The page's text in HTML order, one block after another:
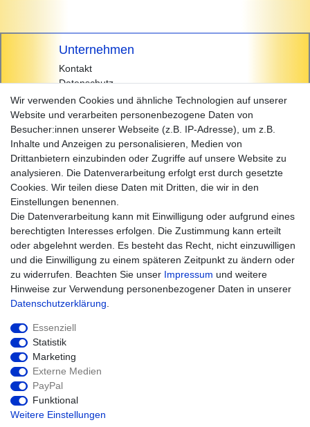
Unternehmen
Kontakt
Datenschutz
AGB
Impressum
Einkaufen
Zahlungsarten
Versandarten & -kosten
Widerrufsrecht
Warenkorb
Zur Kasse
Hilfe
Daten­schutz­erklärung
Wir verwenden Cookies und ähnliche Technologien auf unserer
Website und verarbeiten personenbezogene Daten von
Besucher:innen unserer Webseite (z.B. IP-Adresse), um z.B.
Inhalte und Anzeigen zu personalisieren, Medien von
Drittanbietern einzubinden oder Zugriffe auf unsere Website zu
analysieren. Die Datenverarbeitung erfolgt erst durch gesetzte
Cookies. Wir teilen diese Daten mit Dritten, die wir in den
Einstellungen benennen.
Die Datenverarbeitung kann mit Einwilligung oder aufgrund eines
berechtigten Interesses erfolgen. Die Zustimmung kann erteilt
oder abgelehnt werden. Es besteht das Recht, nicht einzuwilligen
und die Einwilligung zu einem späteren Zeitpunkt zu ändern oder
zu widerrufen. Beachten Sie unser Impressum und weitere
Hinweise zur Verwendung personenbezogener Daten in unserer
Daten­schutz­erklärung
Essenziell
Statistik
Marketing
Externe Medien
PayPal
Funktional
Weitere Einstellungen